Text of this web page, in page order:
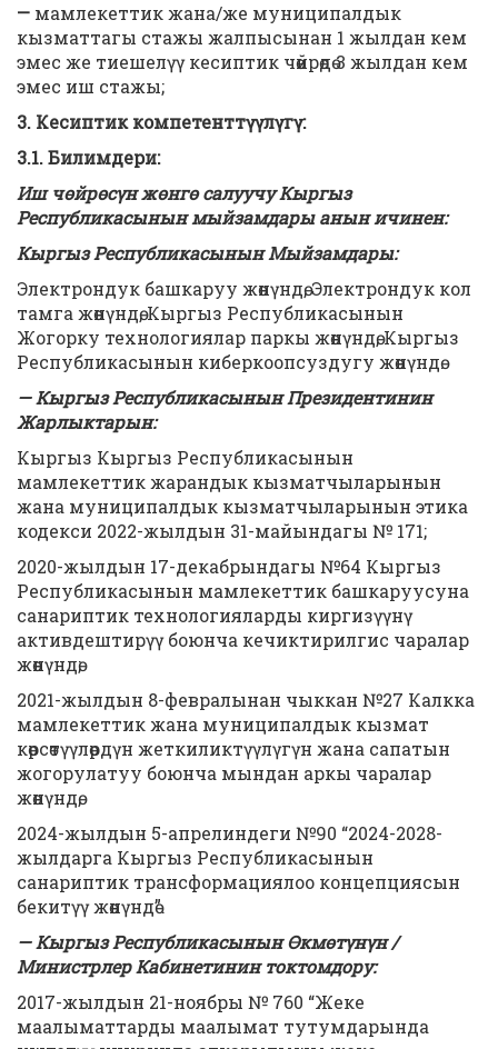
— мамлекеттик жана/же муниципалдык
кызматтагы стажы жалпысынан 1 жылдан кем
эмес же тиешелүү кесиптик чөйрөдө 3 жылдан кем
эмес иш стажы;
3. Кесиптик компетенттүүлүгү:
3.1. Билимдери:
Иш чөйрөсүн жөнгө салуучу Кыргыз
Республикасынын мыйзамдары анын ичинен:
Кыргыз Республикасынын Мыйзамдары:
Электрондук башкаруу жөнүндө, Электрондук кол
тамга жөнүндө, Кыргыз Республикасынын
Жогорку технологиялар паркы жөнүндө, Кыргыз
Республикасынын киберкоопсуздугу жөнүндө.
— Кыргыз Республикасынын Президентинин
Жарлыктарын:
Кыргыз Кыргыз Республикасынын
мамлекеттик жарандык кызматчыларынын
жана муниципалдык кызматчыларынын этика
кодекси 2022-жылдын 31-майындагы № 171;
2020-жылдын 17-декабрындагы №64 Кыргыз
Республикасынын мамлекеттик башкаруусуна
санариптик технологияларды киргизүүнү
активдештирүү боюнча кечиктирилгис чаралар
жөнүндө;
2021-жылдын 8-февралынан чыккан №27 Калкка
мамлекеттик жана муниципалдык кызмат
көрсөтүүлөрдүн жеткиликтүүлүгүн жана сапатын
жогорулатуу боюнча мындан аркы чаралар
жөнүндө,
2024-жылдын 5-апрелиндеги №90 “2024-2028-
жылдарга Кыргыз Республикасынын
санариптик трансформациялоо концепциясын
бекитүү жөнүндө”.
— Кыргыз Республикасынын Өкмөтүнүн /
Министрлер Кабинетинин токтомдору:
2017-жылдын 21-ноябры № 760 “Жеке
маалыматтарды маалымат тутумдарында